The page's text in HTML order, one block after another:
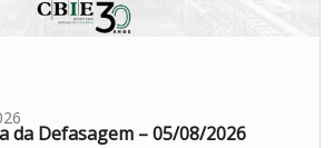
da Defasagem – 05/08/2026